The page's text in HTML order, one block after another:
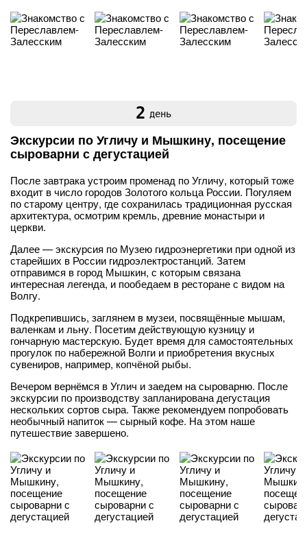
2 день
Экскурсии по Угличу и Мышкину, посещение
сыроварни с дегустацией
После завтрака устроим променад по Угличу, который тоже
входит в число городов Золотого кольца России. Погуляем
по старому центру, где сохранилась традиционная русская
архитектура, осмотрим кремль, древние монастыри и
церкви.
Далее — экскурсия по Музею гидроэнергетики при одной из
старейших в России гидроэлектростанций. Затем
отправимся в город Мышкин, с которым связана
интересная легенда, и пообедаем в ресторане с видом на
Волгу.
Подкрепившись, заглянем в музеи, посвящённые мышам,
валенкам и льну. Посетим действующую кузницу и
гончарную мастерскую. Будет время для самостоятельных
прогулок по набережной Волги и приобретения вкусных
сувениров, например, копчёной рыбы.
Вечером вернёмся в Углич и заедем на сыроварню. После
экскурсии по производству запланирована дегустация
нескольких сортов сыра. Также рекомендуем попробовать
необычный напиток — сырный кофе. На этом наше
путешествие завершено.